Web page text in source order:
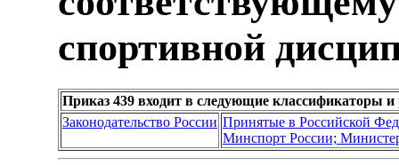
спортивной
Приказ 439 входит в следующие классификаторы и
Законодательство России Принятые в Российской
Минспорт России;